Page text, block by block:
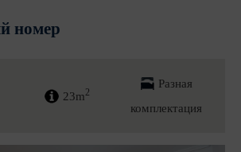
номер
23m2
Разная
комплектация